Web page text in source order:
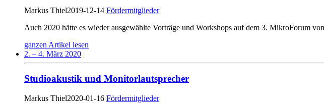
Markus Thiel2019-12-14 Fördermitglieder
Auch 2020 hätte es wieder ausgewählte Vorträge und Workshops auf dem 3. MikroForum
ganzen Artikel lesen
2. – 4. März 2020
Studioakustik und Monitorlautsprecher
Markus Thiel2020-01-16 Fördermitglieder